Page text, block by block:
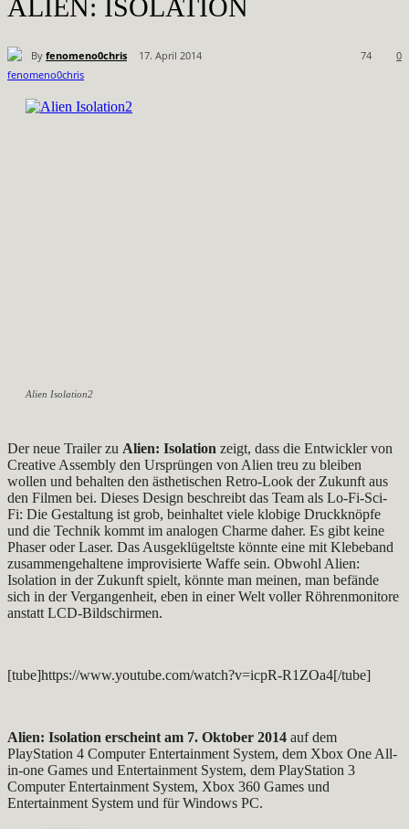
ALIEN: ISOLATION
By fenomeno0chris 17. April 2014 0
74
Alien Isolation2
Der neue Trailer zu Alien: Isolation zeigt, dass die Entwickler von
Creative Assembly den Ursprüngen von Alien treu zu bleiben
wollen und behalten den ästhetischen Retro-Look der Zukunft aus
den Filmen bei. Dieses Design beschreibt das Team als Lo-Fi-Sci-
Fi: Die Gestaltung ist grob, beinhaltet viele klobige Druckknöpfe
und die Technik kommt im analogen Charme daher. Es gibt keine
Phaser oder Laser. Das Ausgeklügeltste könnte eine mit Klebeband
zusammengehaltene improvisierte Waffe sein. Obwohl Alien:
Isolation in der Zukunft spielt, könnte man meinen, man befände
sich in der Vergangenheit, eben in einer Welt voller Röhrenmonitore
anstatt LCD-Bildschirmen.
[tube]https://www.youtube.com/watch?v=icpR-R1ZOa4[/tube]
Alien: Isolation erscheint am 7. Oktober 2014 auf dem
PlayStation 4 Computer Entertainment System, dem Xbox One All-
in-one Games und Entertainment System, dem PlayStation 3
Computer Entertainment System, Xbox 360 Games und
Entertainment System und für Windows PC.